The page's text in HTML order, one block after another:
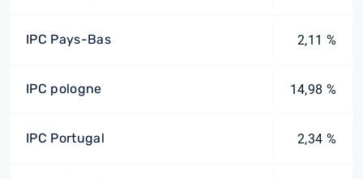
IPC Pays-Bas 2,11 %
IPC pologne 14,98 %
IPC Portugal 2,34 %